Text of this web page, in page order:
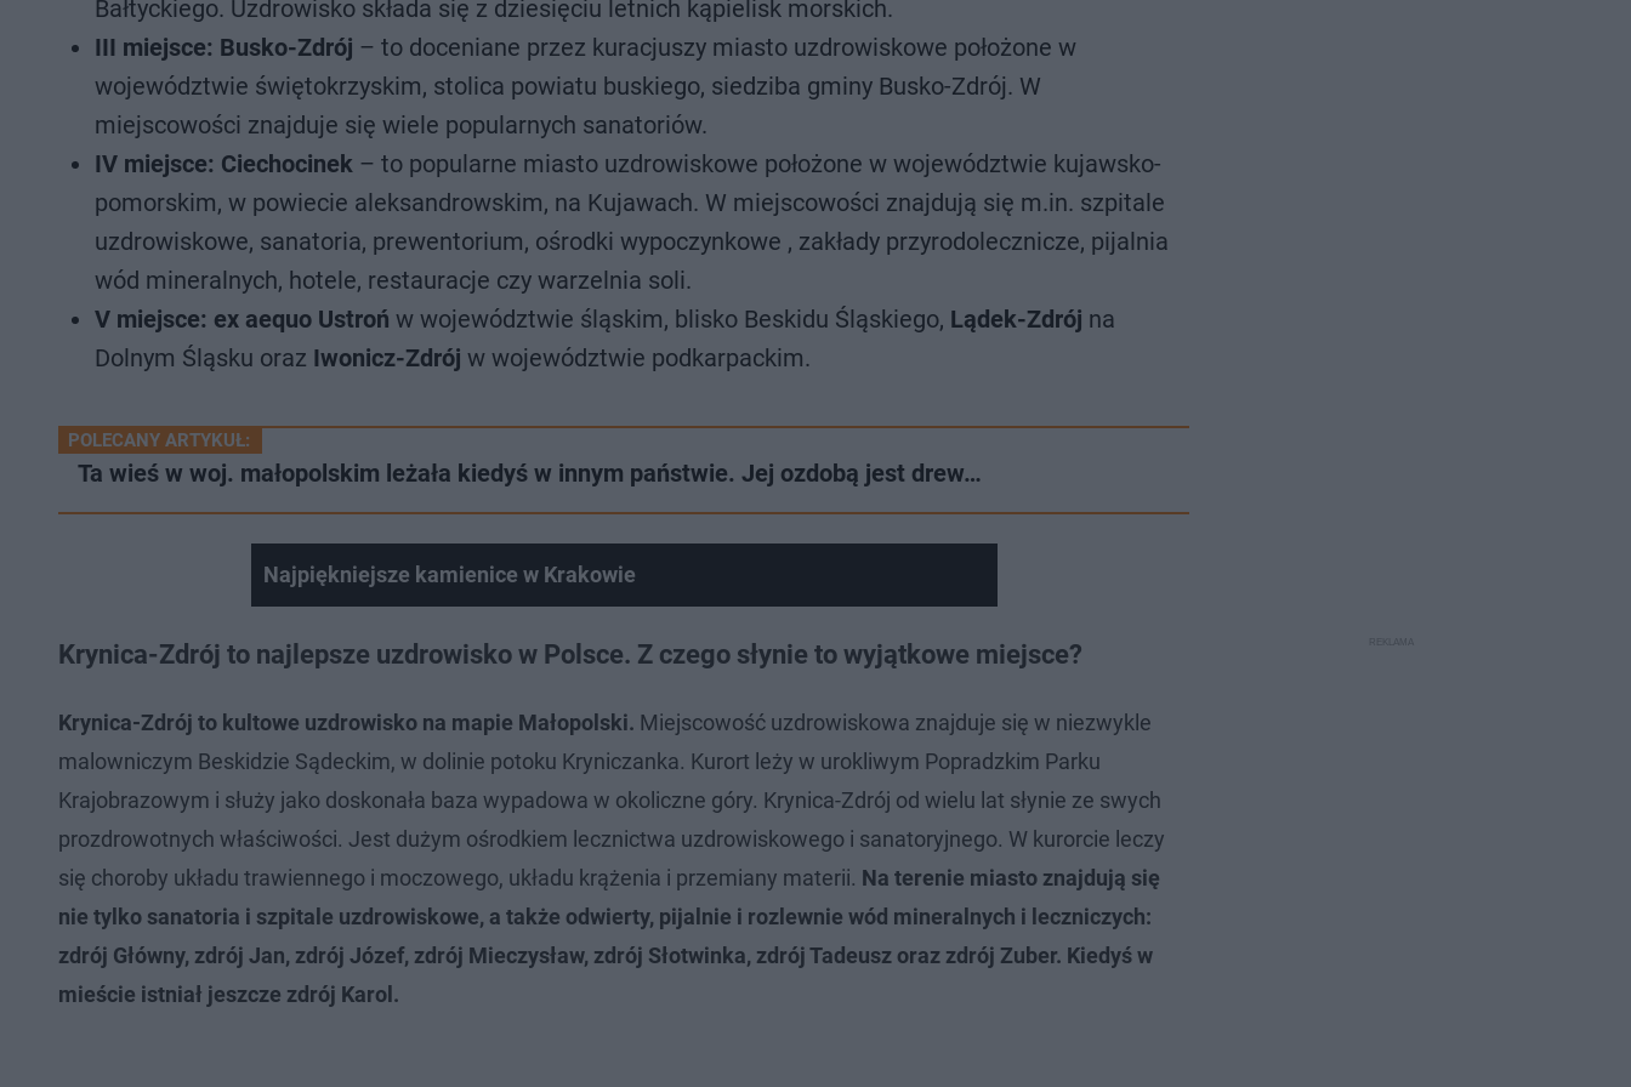
Bałtyckiego. Uzdrowisko składa się z dziesięciu letnich kąpielisk morskich.
III miejsce: Busko-Zdrój – to doceniane przez kuracjuszy miasto uzdrowiskowe położone w
województwie świętokrzyskim, stolica powiatu buskiego, siedziba gminy Busko-Zdrój. W
miejscowości znajduje się wiele popularnych sanatoriów.
IV miejsce: Ciechocinek – to popularne miasto uzdrowiskowe położone w województwie kujawsko-
pomorskim, w powiecie aleksandrowskim, na Kujawach. W miejscowości znajdują się m.in. szpitale
uzdrowiskowe, sanatoria, prewentorium, ośrodki wypoczynkowe , zakłady przyrodolecznicze, pijalnia
wód mineralnych, hotele, restauracje czy warzelnia soli.
V miejsce: ex aequo Ustroń w województwie śląskim, blisko Beskidu Śląskiego, Lądek-Zdrój na
Dolnym Śląsku oraz Iwonicz-Zdrój w województwie podkarpackim.
POLECANY ARTYKUŁ:
Ta wieś w woj. małopolskim leżała kiedyś w innym państwie. Jej ozdobą jest drew…
Najpiękniejsze kamienice w Krakowie
Krynica-Zdrój to najlepsze uzdrowisko w Polsce. Z czego słynie to wyjątkowe miejsce?
Krynica-Zdrój to kultowe uzdrowisko na mapie Małopolski. Miejscowość uzdrowiskowa znajduje się w niezwykle
malowniczym Beskidzie Sądeckim, w dolinie potoku Kryniczanka. Kurort leży w urokliwym Popradzkim Parku
Krajobrazowym i służy jako doskonała baza wypadowa w okoliczne góry. Krynica-Zdrój od wielu lat słynie ze swych
prozdrowotnych właściwości. Jest dużym ośrodkiem lecznictwa uzdrowiskowego i sanatoryjnego. W kurorcie leczy
się choroby układu trawiennego i moczowego, układu krążenia i przemiany materii. Na terenie miasto znajdują się
nie tylko sanatoria i szpitale uzdrowiskowe, a także odwierty, pijalnie i rozlewnie wód mineralnych i leczniczych:
zdrój Główny, zdrój Jan, zdrój Józef, zdrój Mieczysław, zdrój Słotwinka, zdrój Tadeusz oraz zdrój Zuber. Kiedyś w
mieście istniał jeszcze zdrój Karol.